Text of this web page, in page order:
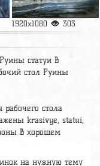
1920x1080 303
статуи в
стол Руины
стола
krasivye, statui,
в хорошем
на нужную тему